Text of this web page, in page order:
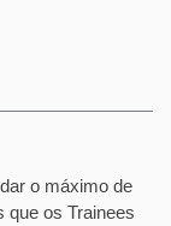
o máximo de
que os Trainees